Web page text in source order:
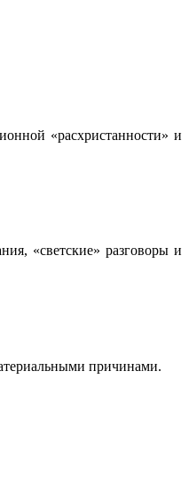
«расхристанности» и
«светские» разговоры и
причинами.